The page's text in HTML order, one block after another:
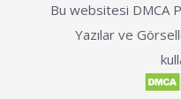
Bu websitesi DMCA
Yazılar ve